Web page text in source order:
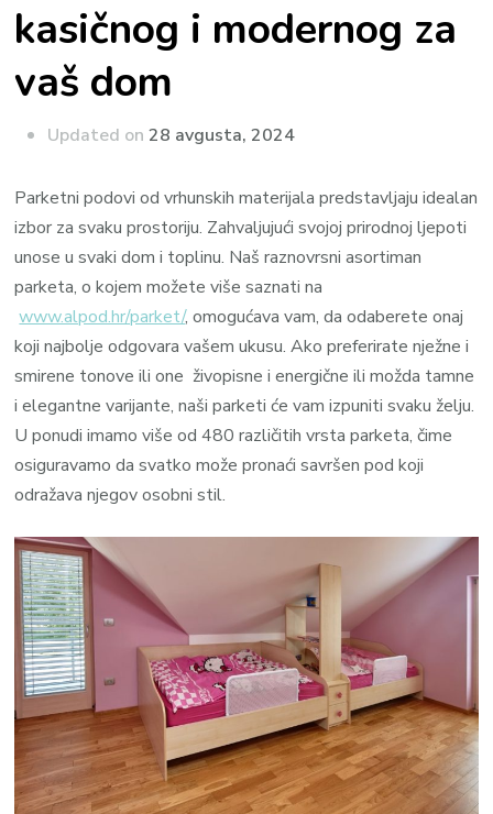
kasičnog i modernog za
vaš dom
Updated on28 avgusta, 2024
Parketni podovi od vrhunskih materijala predstavljaju idealan
izbor za svaku prostoriju. Zahvaljujući svojoj prirodnoj ljepoti
unose u svaki dom i toplinu. Naš raznovrsni asortiman
parketa, o kojem možete više saznati na
www.alpod.hr/parket/, omogućava vam, da odaberete onaj
koji najbolje odgovara vašem ukusu. Ako preferirate nježne i
smirene tonove ili one živopisne i energične ili možda tamne
i elegantne varijante, naši parketi će vam izpuniti svaku želju.
U ponudi imamo više od 480 različitih vrsta parketa, čime
osiguravamo da svatko može pronaći savršen pod koji
odražava njegov osobni stil.